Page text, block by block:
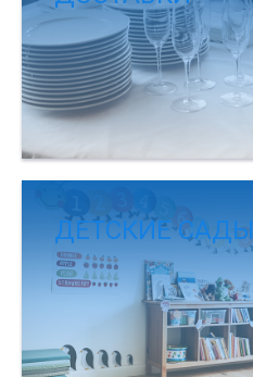
ДЕТСКИЕ САДЫ